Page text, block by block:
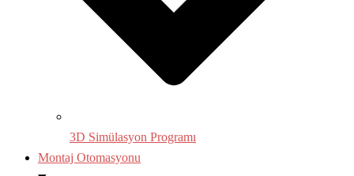
3D Simülasyon Programı
Montaj Otomasyonu